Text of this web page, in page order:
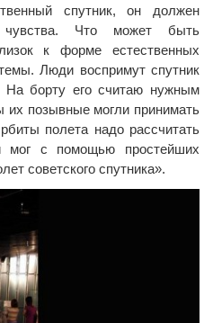
спутник, он должен
Что может быть
к форме естественных
Люди воспримут спутник
На борту его считаю нужным
их позывные могли принимать
полета надо рассчитать
с помощью простейших
советского спутника».